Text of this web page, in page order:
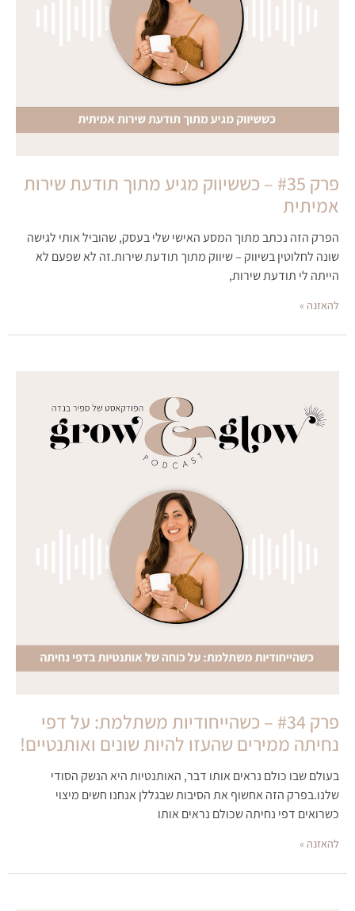
פרק #35 – כששיווק מגיע מתוך תודעת שירות
אמיתית
הפרק הזה נכתב מתוך המסע האישי שלי בעסק, שהוביל אותי לגישה
שונה לחלוטין בשיווק – שיווק מתוך תודעת שירות.זה לא שפעם לא
הייתה לי תודעת שירות,
להאזנה »
פרק #34 – כשהייחודיות משתלמת: על דפי
נחיתה ממירים שהעזו להיות שונים ואותנטיים!
בעולם שבו כולם נראים אותו דבר, האותנטיות היא הנשק הסודי
שלנו.בפרק הזה אחשוף את הסיבות שבגללן אנחנו חשים מיצוי
כשרואים דפי נחיתה שכולם נראים אותו
להאזנה »